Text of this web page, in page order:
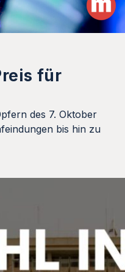
für
des 7. Oktober
bis hin zu